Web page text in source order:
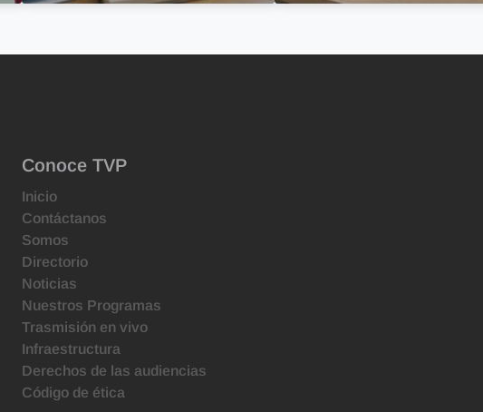
Conoce TVP
Inicio
Contáctanos
Somos
Directorio
Noticias
Nuestros Programas
Trasmisión en vivo
Infraestructura
Derechos de las audiencias
Código de ética